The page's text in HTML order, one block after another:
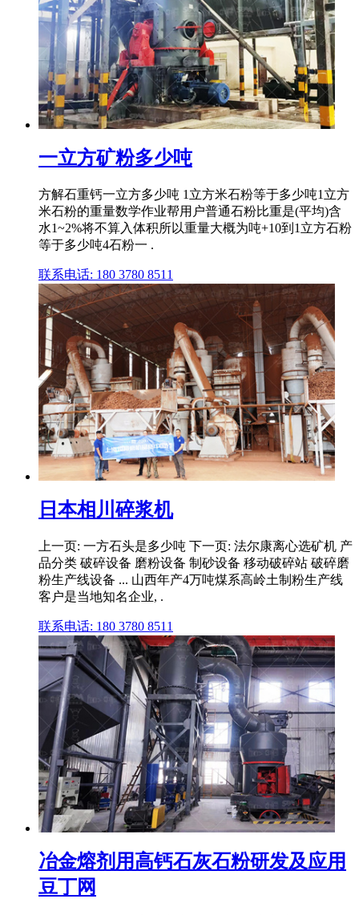
一立方矿粉多少吨
方解石重钙一立方多少吨 1立方米石粉等于多少吨1立方
米石粉的重量数学作业帮用户普通石粉比重是(平均)含
水1~2%将不算入体积所以重量大概为吨+10到1立方石粉
等于多少吨4石粉一 .
联系电话: 180 3780 8511
日本相川碎浆机
上一页: 一方石头是多少吨 下一页: 法尔康离心选矿机 产
品分类 破碎设备 磨粉设备 制砂设备 移动破碎站 破碎磨
粉生产线设备 ... 山西年产4万吨煤系高岭土制粉生产线
客户是当地知名企业, .
联系电话: 180 3780 8511
冶金熔剂用高钙石灰石粉研发及应用
豆丁网